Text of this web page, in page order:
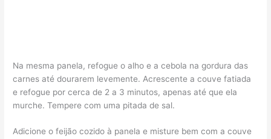
Na mesma panela, refogue o alho e a cebola na gordura das
carnes até dourarem levemente. Acrescente a couve fatiada
e refogue por cerca de 2 a 3 minutos, apenas até que ela
murche. Tempere com uma pitada de sal.
Adicione o feijão cozido à panela e misture bem com a couve